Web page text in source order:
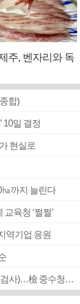
주, 벤자리와 독
합)
10일 결정
현실로
㏊까지 늘린다
육청 ‘쩔쩔’
역기업 응원
■ 검사 신분 버리고 직급하향(10년 이하 저연차 검사)…檢 중수청행 기피